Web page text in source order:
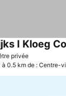
privéeConsulter
I Kloeg
à 0.5 km de : Centre-